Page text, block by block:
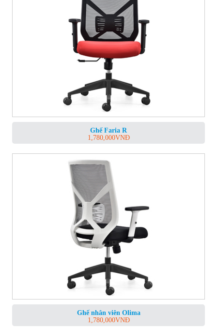
Ghế Faria R
1,780,000VNĐ
Ghế nhân viên Olima
1,780,000VNĐ